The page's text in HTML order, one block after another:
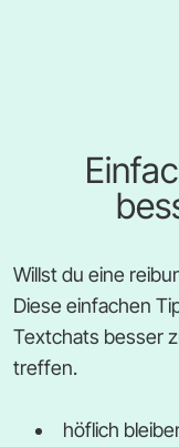
Willst du eine
Diese einfachen
Textchats besser
treffen.
höflich